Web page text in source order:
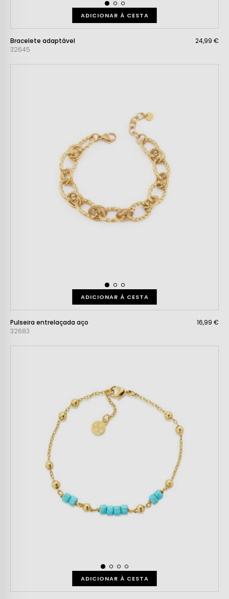
ADICIONAR À CESTA
Bracelete adaptável
32645
24,99 €
ADICIONAR À CESTA
Pulseira entrelaçada aço
32683
16,99 €
ADICIONAR À CESTA